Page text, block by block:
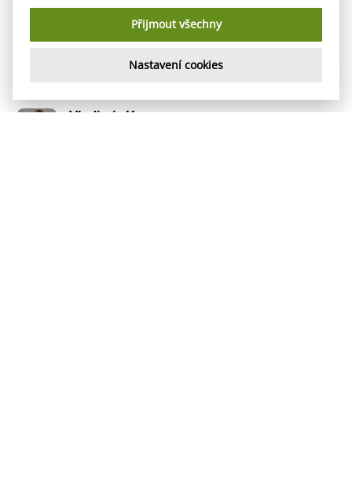
1. ročník BSP, příjmení začínající na
Jakub Otřísal
Ambasador pro obor Stavební inženýrství 1. ročník
Vladimir Komarov
Přijmout všechny
Nastavení cookies